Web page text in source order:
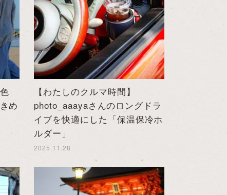
め
【わたしのクルマ時間】
photo_aaayaさんのロングドラ
イブを快適にした「保温保冷ホ
ルダー」
2025.11.28